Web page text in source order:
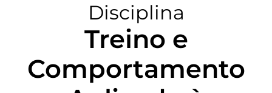
Disciplina
Treino e
Comportamento